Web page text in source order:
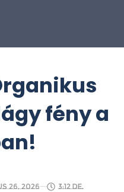
fény a
26, 2026 3:12 de.